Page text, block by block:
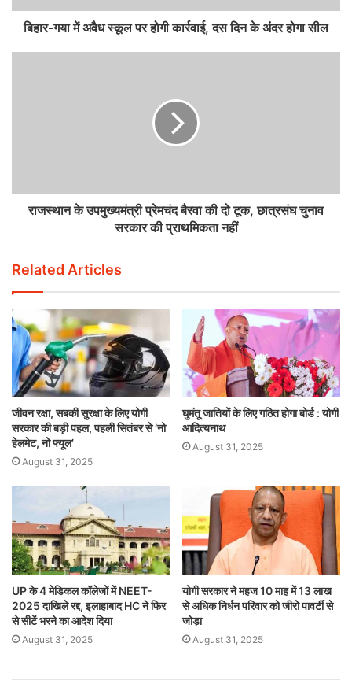
बिहार-गया में अवैध स्कूल पर होगी कार्रवाई, दस दिन के अंदर होगा सील
राजस्थान के उपमुख्यमंत्री प्रेमचंद बैरवा की दो टूक, छात्रसंघ चुनाव
सरकार की प्राथमिकता नहीं
Related Articles
जीवन रक्षा, सबकी सुरक्षा के लिए योगी
सरकार की बड़ी पहल, पहली सितंबर से ‘नो
हेलमेट, नो फ्यूल’
August 31, 2025
घुमंतू जातियों के लिए गठित होगा बोर्ड : योगी
आदित्यनाथ
August 31, 2025
UP के 4 मेडिकल कॉलेजों में NEET-
2025 दाखिले रद्द, इलाहाबाद HC ने फिर
से सीटें भरने का आदेश दिया
August 31, 2025
योगी सरकार ने महज 10 माह में 13 लाख
से अधिक निर्धन परिवार को जीरो पावर्टी से
जोड़ा
August 31, 2025